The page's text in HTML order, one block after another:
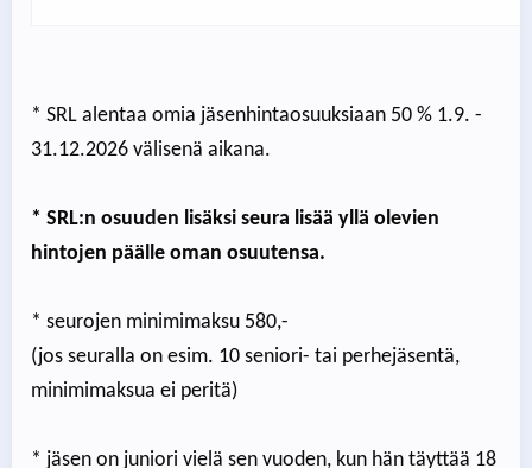
* SRL alentaa omia jäsenhintaosuuksiaan 50 % 1.9. -
31.12.2026 välisenä aikana.
* SRL:n osuuden lisäksi seura lisää yllä olevien
hintojen päälle oman osuutensa.
* seurojen minimimaksu 580,-
(jos seuralla on esim. 10 seniori- tai perhejäsentä,
minimimaksua ei peritä)
* jäsen on juniori vielä sen vuoden, kun hän täyttää 18